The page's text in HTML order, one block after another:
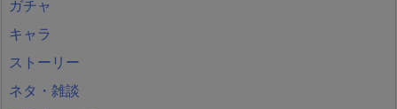
ガチャ
キャラ
ストーリー
ネタ・雑談